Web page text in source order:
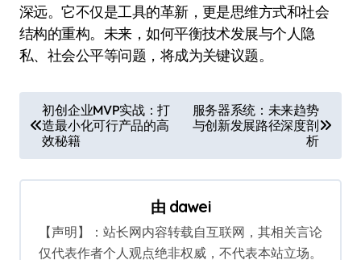
深远。它不仅是工具的革新，更是思维方式和社会
结构的重构。未来，如何平衡技术发展与个人隐
私、社会公平等问题，将成为关键议题。
章
导
航
初创企业MVP实战：打
造最小化可行产品的高
效秘籍
服务器系统：未来趋势
与创新发展路径深度剖
析
由 dawei
【声明】：站长网内容转载自互联网，其相关言论
仅代表作者个人观点绝非权威，不代表本站立场。